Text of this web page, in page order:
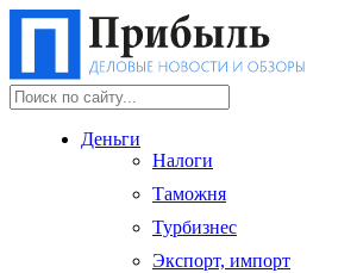
Деньги
Налоги
Таможня
Турбизнес
Экспорт, импорт